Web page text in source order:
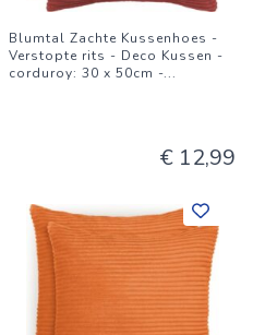
Blumtal Zachte Kussenhoes -
Verstopte rits - Deco Kussen -
corduroy: 30 x 50cm -...
€ 12,99